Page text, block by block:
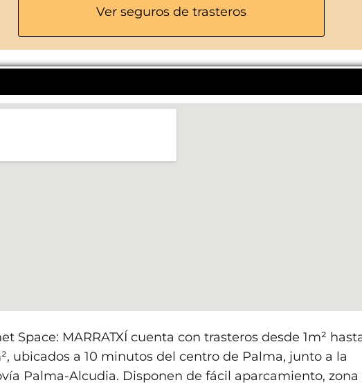
Ver seguros de trasteros
Space: MARRATXÍ cuenta con trasteros desde 1m²
ubicados a 10 minutos del centro de Palma, junto a la
Palma-Alcudia. Disponen de fácil aparcamiento, zona